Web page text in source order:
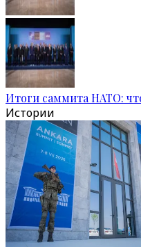
Итоги саммита НАТО:
Истории